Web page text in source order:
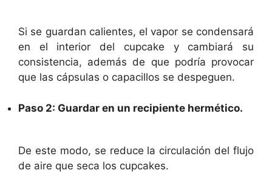
Si se guardan calientes, el vapor se condensará
en el interior del cupcake y cambiará su
consistencia, además de que podría provocar
que las cápsulas o capacillos se despeguen.
Paso 2: Guardar en un recipiente hermético.
De este modo, se reduce la circulación del flujo
de aire que seca los cupcakes.